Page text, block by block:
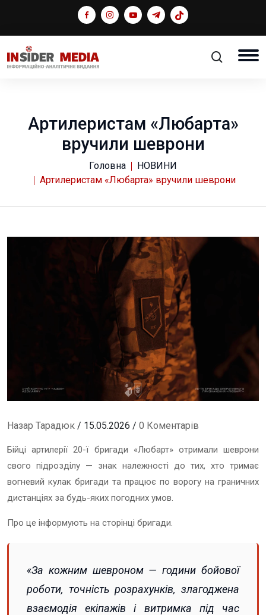
Артилеристам «Любарта»
вручили шеврони
Головна
НОВИНИ
Артилеристам «Любарта» вручили шеврони
Назар Тарадюк / 15.05.2026 / 0 Коментарів
Бійці артилерії 20-ї бригади «Любарт» отримали шеврони
свого підрозділу — знак належності до тих, хто тримає
вогневий кулак бригади та працює по ворогу на граничних
дистанціях за будь-яких погодних умов.
Про це інформують на сторінці бригади.
«За кожним шевроном — години бойової
роботи, точність розрахунків, злагоджена
взаємодія екіпажів і витримка під час